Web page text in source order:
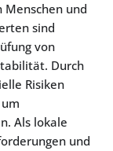
und
sind
von
Durch
Risiken
Als lokale
und